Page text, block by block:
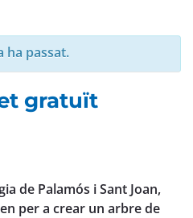
ha passat.
gratuït
de Palamós i Sant Joan,
per a crear un arbre de